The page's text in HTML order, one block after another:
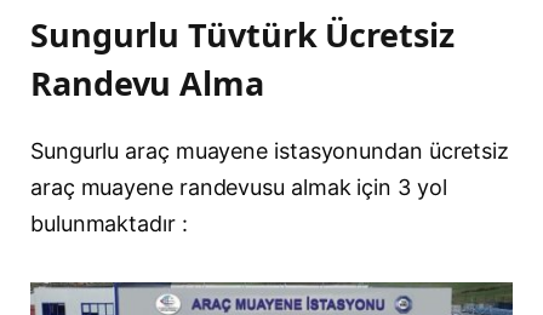
Sungurlu Tüvtürk Ücretsiz
Randevu Alma
Sungurlu araç muayene istasyonundan ücretsiz
araç muayene randevusu almak için 3 yol
bulunmaktadır :